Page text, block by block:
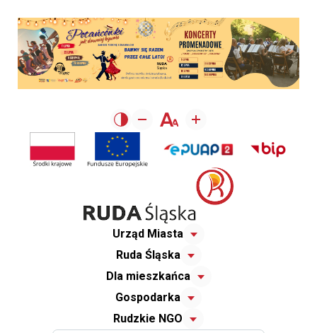
Urząd Miasta
Ruda Śląska
Dla mieszkańca
Gospodarka
Rudzkie NGO